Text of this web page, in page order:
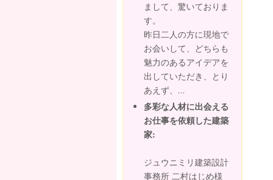
まして、驚いておりま
す。
昨日二人の方に現地で
お会いして、どちらも
魅力のあるアイデアを
出していただき、とり
あえず、...
多彩な人材に出会える
お仕事を依頼した建築
家:
ジュウニミリ建築設計
事務所 二村はじめ様